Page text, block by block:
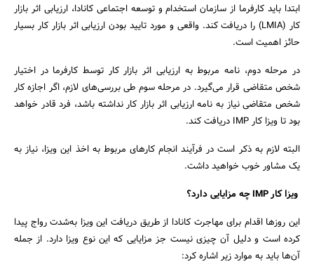
ابتدا باید کارفرما از سازمان استخدام و توسعه اجتماعی کانادا، ارزیابی اثر بازار
کار (LMIA) را دریافت کند. واقعی و مورد تایید بودن ارزیابی اثر بازار کار بسیار
حائز اهمیت است.
در مرحله دوم، نامه مربوط به ارزیابی اثر بازار کار توسط کارفرما در اختیار
شخص متقاضی قرار می‌گیرد. در مرحله سوم طی بررسی‌های لازم، اگر اجازه کار
شخص متقاضی نیاز به نامه ارزیابی اثر بازار کار نداشته باشد، فرد قادر خواهد
بود تا ویزا کار IMP دریافت کند.
البته لازم به ذکر است در فرآیند انجام کارهای مربوط به اخذ این ویزا، نیاز به
یک مشاور خوب خواهید داشت.
ویزا کار IMP چه مزایایی دارد؟
این روزها اقدام برای مهاجرت کانادا از طریق دریافت این ویزا به‌شدت رواج پیدا
کرده است و دلیل آن چیزی نیست جز مزایایی که این نوع ویزا دارد. از جمله
آن‌ها باید به موارد زیر اشاره کرد: